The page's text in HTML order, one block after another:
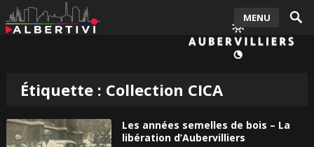
MENU
Étiquette : Collection CICA
Les années semelles de bois – La
libération d’Aubervilliers